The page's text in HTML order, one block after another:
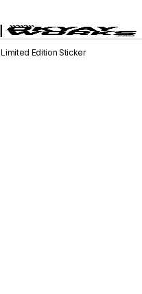
Limited Edition Sticker